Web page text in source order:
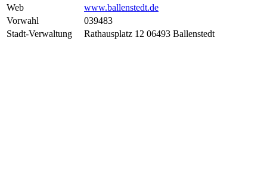
Web
www.ballenstedt.de
Vorwahl
039483
Stadt-Verwaltung
Rathausplatz 12 06493 Ballenstedt